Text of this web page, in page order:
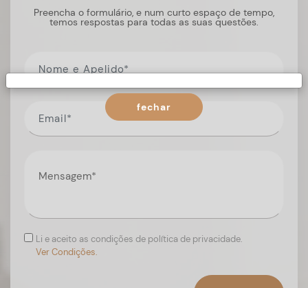
Preencha o formulário, e num curto espaço de tempo,
temos respostas para todas as suas questões.
Li e aceito as condições de política de privacidade.
Ver Condições.
fechar